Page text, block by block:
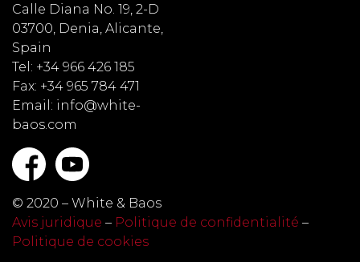
Calle Diana No. 19, 2-D
03700, Denia, Alicante,
Spain
Tel: +34 966 426 185
Fax: +34 965 784 471
Email: info@white-
baos.com
© 2020 – White & Baos
Avis juridique – Politique de confidentialité –
Politique de cookies